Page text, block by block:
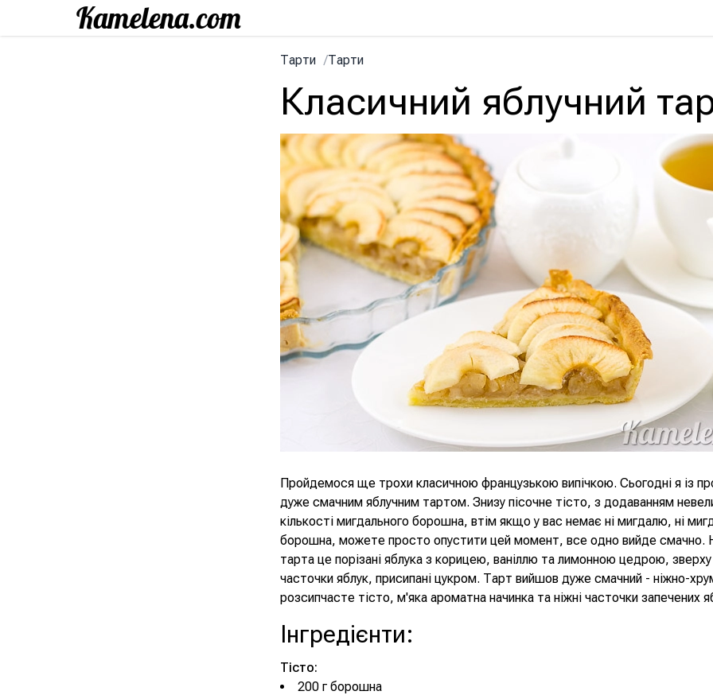
Тарти /Тарти
Класичний яблучний
Пройдемося ще трохи класичною французькою випічкою. Сьогодні я із
дуже смачним яблучним тартом. Знизу пісочне тісто, з додаванням
кількості мигдального борошна, втім якщо у вас немає ні мигдалю, ні
борошна, можете просто опустити цей момент, все одно вийде смачно.
тарта це порізані яблука з корицею, ваніллю та лимонною цедрою,
часточки яблук, присипані цукром. Тарт вийшов дуже смачний - ніжно-
розсипчасте тісто, м'яка ароматна начинка та ніжні часточки запечених
Інгредієнти:
Тісто:
200 г борошна